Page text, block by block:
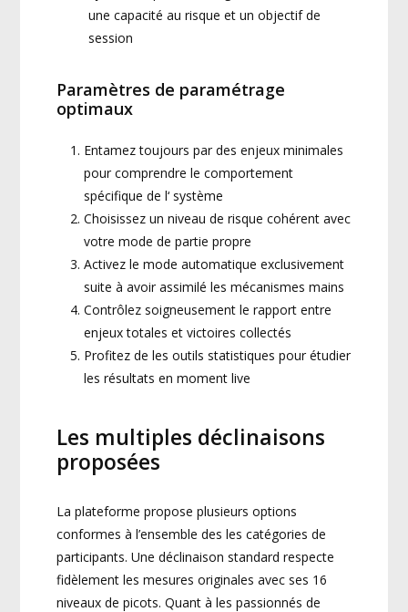
une capacité au risque et un objectif de
session
Paramètres de paramétrage
optimaux
Entamez toujours par des enjeux minimales
pour comprendre le comportement
spécifique de l‘ système
Choisissez un niveau de risque cohérent avec
votre mode de partie propre
Activez le mode automatique exclusivement
suite à avoir assimilé les mécanismes mains
Contrôlez soigneusement le rapport entre
enjeux totales et victoires collectés
Profitez de les outils statistiques pour étudier
les résultats en moment live
Les multiples déclinaisons
proposées
La plateforme propose plusieurs options
conformes à l’ensemble des les catégories de
participants. Une déclinaison standard respecte
fidèlement les mesures originales avec ses 16
niveaux de picots. Quant à les passionnés de